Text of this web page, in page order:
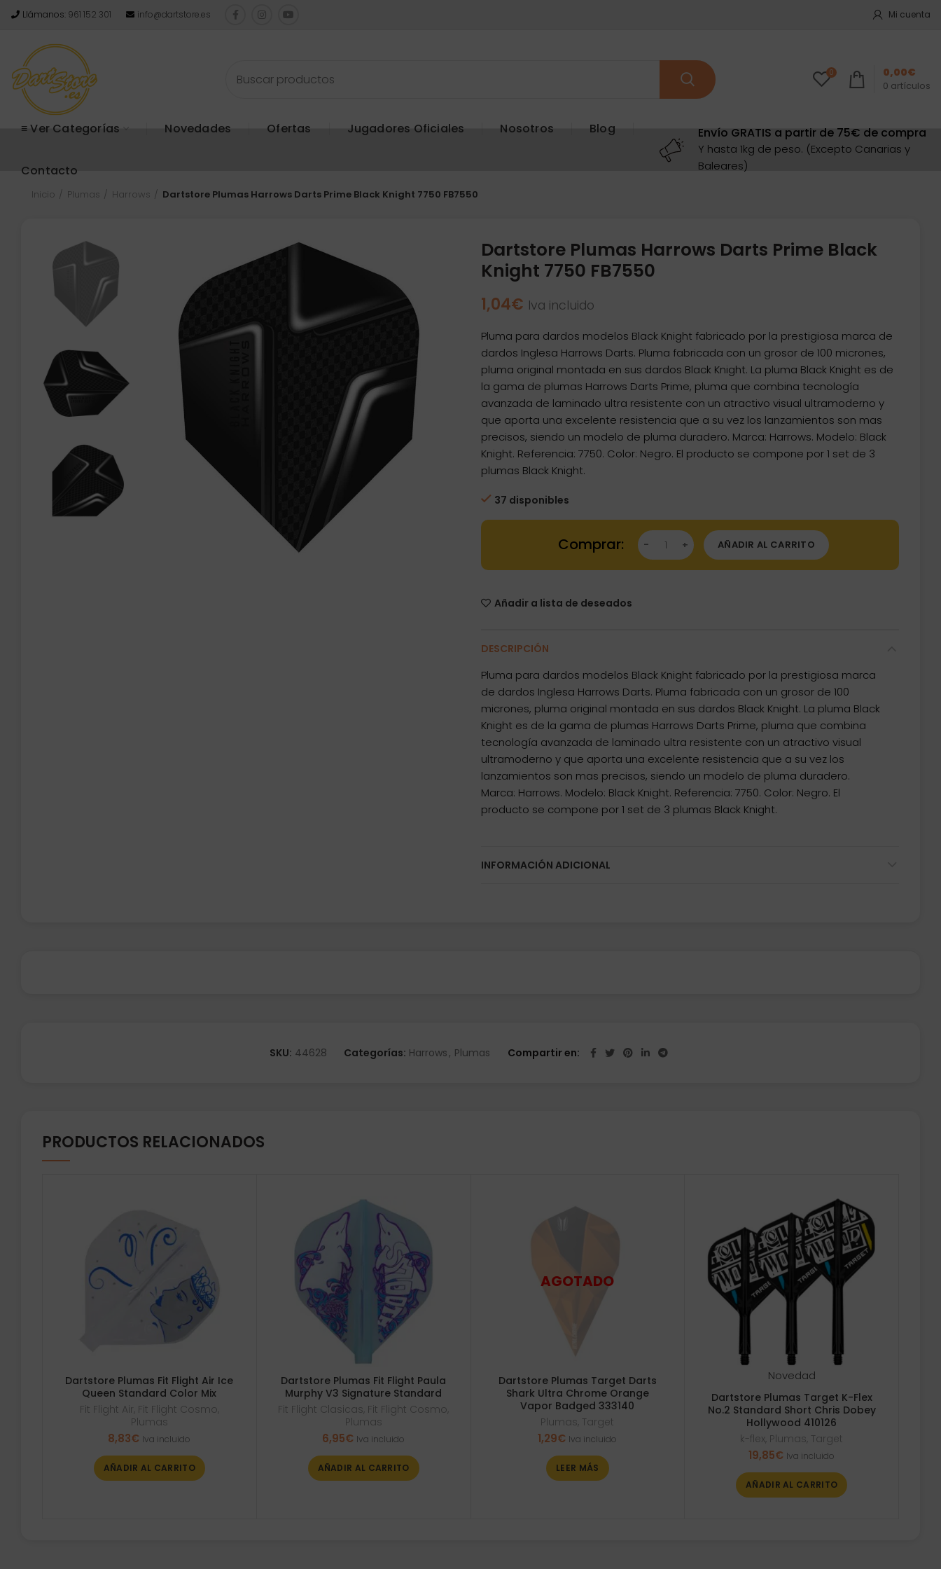
Llámanos: 961 152 301 info@dartstore.es Mi cuenta
0
0 artículos
0,00€
≡ Ver Categorías Novedades Ofertas Jugadores Oficiales Nosotros Blog
Contacto
Envío GRATIS a partir de 75€ de compra
Y hasta 1kg de peso. (Excepto Canarias y
Baleares)
Inicio Plumas Harrows Dartstore Plumas Harrows Darts Prime Black Knight 7750 FB7550
Dartstore Plumas Harrows Darts Prime Black
Knight 7750 FB7550
1,04€ Iva incluido
Pluma para dardos modelos Black Knight fabricado por la prestigiosa marca de
dardos Inglesa Harrows Darts. Pluma fabricada con un grosor de 100 micrones,
pluma original montada en sus dardos Black Knight. La pluma Black Knight es de
la gama de plumas Harrows Darts Prime, pluma que combina tecnología
avanzada de laminado ultra resistente con un atractivo visual ultramoderno y
que aporta una excelente resistencia que a su vez los lanzamientos son mas
precisos, siendo un modelo de pluma duradero. Marca: Harrows. Modelo: Black
Knight. Referencia: 7750. Color: Negro. El producto se compone por 1 set de 3
plumas Black Knight.
37 disponibles
Dartstore Plumas Harrows Darts Prime Black Knight 7750 FB7550 cantidad
AÑADIR AL CARRITO
Añadir a lista de deseados
DESCRIPCIÓN
Pluma para dardos modelos Black Knight fabricado por la prestigiosa marca
de dardos Inglesa Harrows Darts. Pluma fabricada con un grosor de 100
micrones, pluma original montada en sus dardos Black Knight. La pluma Black
Knight es de la gama de plumas Harrows Darts Prime, pluma que combina
tecnología avanzada de laminado ultra resistente con un atractivo visual
ultramoderno y que aporta una excelente resistencia que a su vez los
lanzamientos son mas precisos, siendo un modelo de pluma duradero.
Marca: Harrows. Modelo: Black Knight. Referencia: 7750. Color: Negro. El
producto se compone por 1 set de 3 plumas Black Knight.
INFORMACIÓN ADICIONAL
SKU: 44628 Categorías: Harrows, Plumas Compartir en
PRODUCTOS RELACIONADOS
Dartstore Plumas Fit Flight Air Ice
Queen Standard Color Mix
Fit Flight Air , Fit Flight Cosmo,
Plumas
8,83€ Iva incluido
AÑADIR AL CARRITO
Dartstore Plumas Fit Flight Paula
Murphy V3 Signature Standard
Fit Flight Clasicas, Fit Flight Cosmo,
Plumas
6,95€ Iva incluido
AÑADIR AL CARRITO
Dartstore Plumas Target Darts
Shark Ultra Chrome Orange
Vapor Badged 333140
Plumas, Target
1,29€ Iva incluido
LEER MÁS
Novedad
Dartstore Plumas Target K-Flex
No.2 Standard Short Chris Dobey
Hollywood 410126
k-flex, Plumas, Target
19,85€ Iva incluido
AÑADIR AL CARRITO